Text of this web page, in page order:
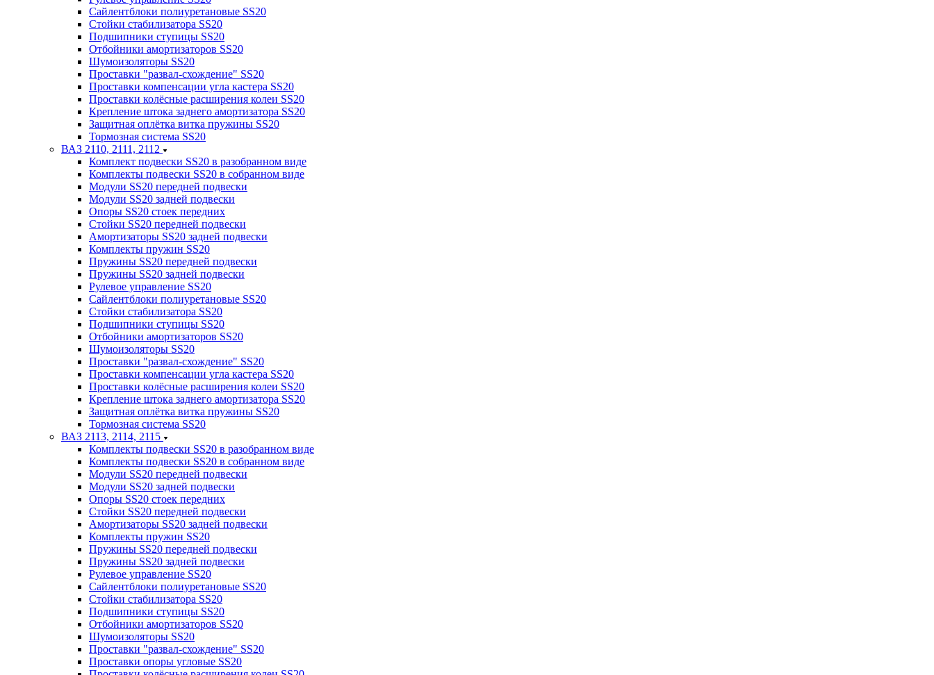
Сайлентблоки полиуретановые SS20
Стойки стабилизатора SS20
Подшипники ступицы SS20
Отбойники амортизаторов SS20
Шумоизоляторы SS20
Проставки "развал-схождение" SS20
Проставки компенсации угла кастера SS20
Проставки колёсные расширения колеи SS20
Крепление штока заднего амортизатора SS20
Защитная оплётка витка пружины SS20
Тормозная система SS20
ВАЗ 2110, 2111, 2112
Комплект подвески SS20 в разобранном виде
Комплекты подвески SS20 в собранном виде
Модули SS20 передней подвески
Модули SS20 задней подвески
Опоры SS20 стоек передних
Стойки SS20 передней подвески
Амортизаторы SS20 задней подвески
Комплекты пружин SS20
Пружины SS20 передней подвески
Пружины SS20 задней подвески
Рулевое управление SS20
Сайлентблоки полиуретановые SS20
Стойки стабилизатора SS20
Подшипники ступицы SS20
Отбойники амортизаторов SS20
Шумоизоляторы SS20
Проставки "развал-схождение" SS20
Проставки компенсации угла кастера SS20
Проставки колёсные расширения колеи SS20
Крепление штока заднего амортизатора SS20
Защитная оплётка витка пружины SS20
Тормозная система SS20
ВАЗ 2113, 2114, 2115
Комплекты подвески SS20 в разобранном виде
Комплекты подвески SS20 в собранном виде
Модули SS20 передней подвески
Модули SS20 задней подвески
Опоры SS20 стоек передних
Стойки SS20 передней подвески
Амортизаторы SS20 задней подвески
Комплекты пружин SS20
Пружины SS20 передней подвески
Пружины SS20 задней подвески
Рулевое управление SS20
Сайлентблоки полиуретановые SS20
Стойки стабилизатора SS20
Подшипники ступицы SS20
Отбойники амортизаторов SS20
Шумоизоляторы SS20
Проставки "развал-схождение" SS20
Проставки опоры угловые SS20